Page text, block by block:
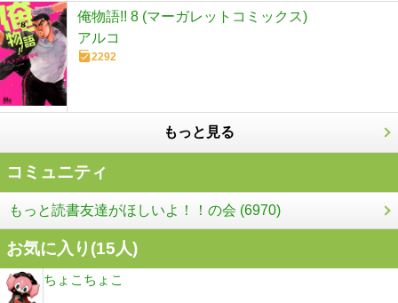
俺物語!! 8 (マーガレットコミックス)
アルコ
2292
もっと見る
コミュニティ
もっと読書友達がほしいよ！！の会 (6970)
お気に入り(15人)
ちょこちょこ